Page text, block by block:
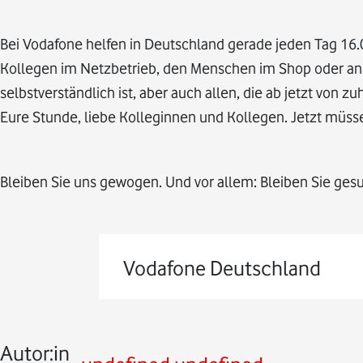
Bei Vodafone helfen in Deutschland gerade jeden Tag
Kollegen im Netzbetrieb, den Menschen im Shop oder
selbstverständlich ist, aber auch allen, die ab jetzt von
Eure Stunde, liebe Kolleginnen und Kollegen. Jetzt
Bleiben Sie uns gewogen. Und vor allem: Bleiben Sie
Vodafone Deutschland
Autor:in